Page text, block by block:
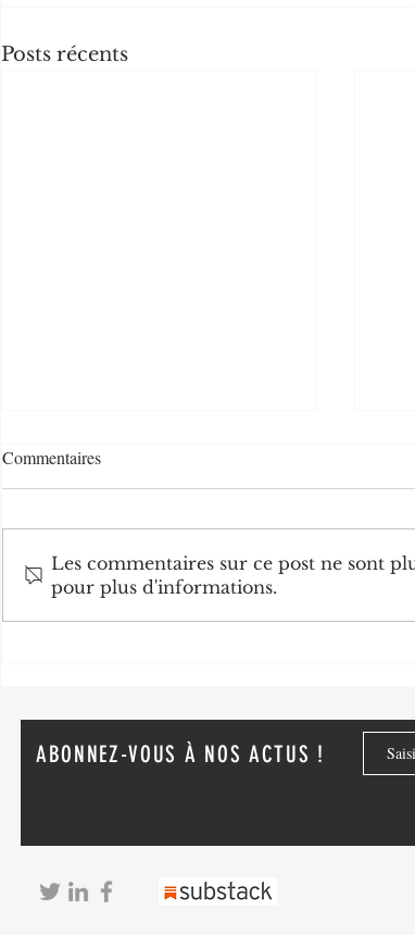
Posts récents
Agriculture : Denis Sassou
Commentaires
Les commentaires sur ce post ne sont
pour plus d'informations.
ABONNEZ-VOUS À NOS ACTUS !